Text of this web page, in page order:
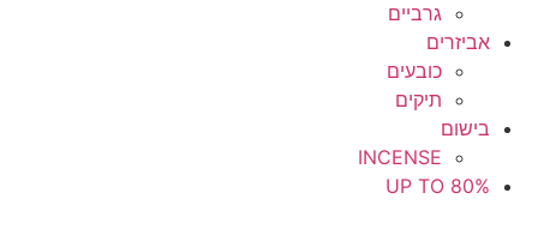
גרביים
אביזרים
כובעים
תיקים
בישום
INCENSE
UP TO 80%